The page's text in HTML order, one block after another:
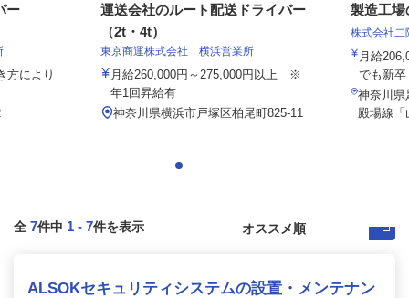
ー
により
運送会社のルート配送ドライバー
（2t・4t）
東京商運株式会社 横浜営業所
月給260,000円～275,000円以上 ※
年1回昇給有
神奈川県横浜市戸塚区柏尾町825-11
製造工場
株式会社二
月給
でも新
神奈川県
殿場線
全 7件中 1 - 7件を表示
ALSOKセキュリティシステムの設置・メンテナン